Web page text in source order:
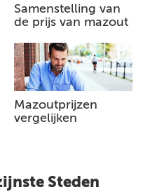
Samenstelling van
de prijs van mazout
Mazoutprijzen
vergelijken
Steden